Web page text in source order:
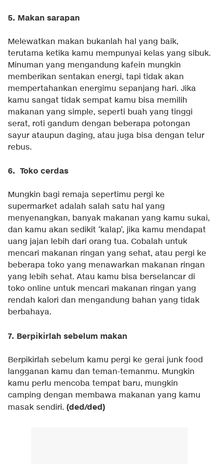
5. Makan sarapan
Melewatkan makan bukanlah hal yang baik,
terutama ketika kamu mempunyai kelas yang sibuk.
Minuman yang mengandung kafein mungkin
memberikan sentakan energi, tapi tidak akan
mempertahankan energimu sepanjang hari. Jika
kamu sangat tidak sempat kamu bisa memilih
makanan yang simple, seperti buah yang tinggi
serat, roti gandum dengan beberapa potongan
sayur ataupun daging, atau juga bisa dengan telur
rebus.
6. Toko cerdas
Mungkin bagi remaja sepertimu pergi ke
supermarket adalah salah satu hal yang
menyenangkan, banyak makanan yang kamu sukai,
dan kamu akan sedikit ‘kalap’, jika kamu mendapat
uang jajan lebih dari orang tua. Cobalah untuk
mencari makanan ringan yang sehat, atau pergi ke
beberapa toko yang menawarkan makanan ringan
yang lebih sehat. Atau kamu bisa berselancar di
toko online untuk mencari makanan ringan yang
rendah kalori dan mengandung bahan yang tidak
berbahaya.
7. Berpikirlah sebelum makan
Berpikirlah sebelum kamu pergi ke gerai junk food
langganan kamu dan teman-temanmu. Mungkin
kamu perlu mencoba tempat baru, mungkin
camping dengan membawa makanan yang kamu
masak sendiri. (ded/ded)